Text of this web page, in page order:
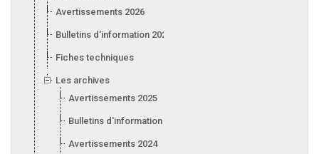
Avertissements 2026
Bulletins d'information 2026
Fiches techniques
Les archives
Avertissements 2025
Bulletins d'information 2025
Avertissements 2024